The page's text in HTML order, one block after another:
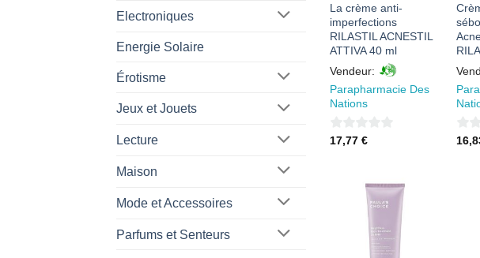
Electroniques
Energie Solaire
Érotisme
Jeux et Jouets
Lecture
Maison
Mode et Accessoires
Parfums et Senteurs
La crème anti-
imperfections
RILASTIL ACNESTIL
ATTIVA 40 ml
Vendeur:
Parapharmacie Des
Nations
0
17,77 €
0
AJOUTER
FAVORIS